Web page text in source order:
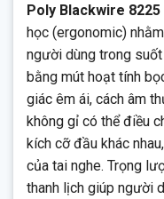
Poly Blackwire 8225
học (ergonomic)
người dùng trong
bằng mút hoạt tính
giác êm ái, cách âm
không gỉ có thể điều
kích cỡ đầu khác
của tai nghe. Trọng
thanh lịch giúp người